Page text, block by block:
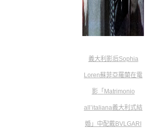
義大利影后Sophia
Loren蘇菲亞羅蘭在電
影 「 Matrimonio
all’italiana義大利式結
婚 」 中配戴BVLGARI